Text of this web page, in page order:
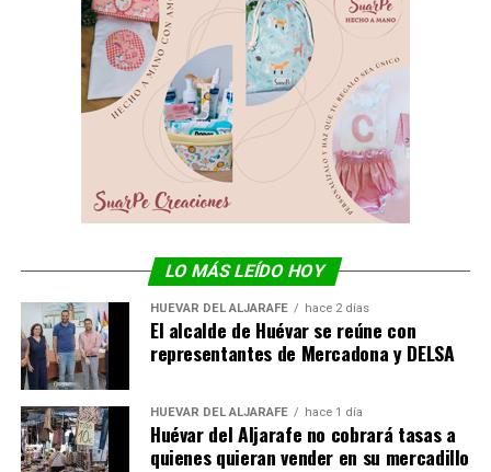
LO MÁS LEÍDO HOY
HUÉVAR DEL ALJARAFE hace 2 días
El alcalde de Huévar se reúne con
representantes de Mercadona y DELSA
HUÉVAR DEL ALJARAFE hace 1 día
Huévar del Aljarafe no cobrará tasas a
quienes quieran vender en su mercadillo